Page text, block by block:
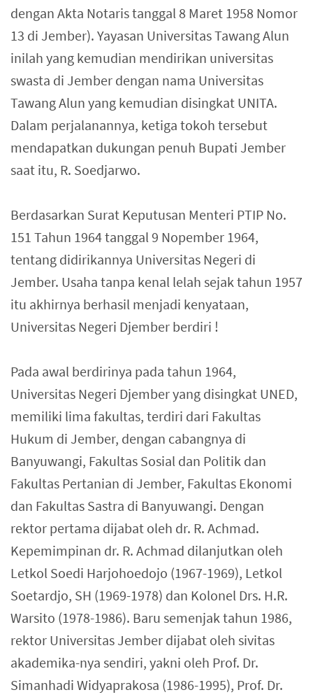
dengan Akta Notaris tanggal 8 Maret 1958 Nomor
13 di Jember). Yayasan Universitas Tawang Alun
inilah yang kemudian mendirikan universitas
swasta di Jember dengan nama Universitas
Tawang Alun yang kemudian disingkat UNITA.
Dalam perjalanannya, ketiga tokoh tersebut
mendapatkan dukungan penuh Bupati Jember
saat itu, R. Soedjarwo.
Berdasarkan Surat Keputusan Menteri PTIP No.
151 Tahun 1964 tanggal 9 Nopember 1964,
tentang didirikannya Universitas Negeri di
Jember. Usaha tanpa kenal lelah sejak tahun 1957
itu akhirnya berhasil menjadi kenyataan,
Universitas Negeri Djember berdiri !
Pada awal berdirinya pada tahun 1964,
Universitas Negeri Djember yang disingkat UNED,
memiliki lima fakultas, terdiri dari Fakultas
Hukum di Jember, dengan cabangnya di
Banyuwangi, Fakultas Sosial dan Politik dan
Fakultas Pertanian di Jember, Fakultas Ekonomi
dan Fakultas Sastra di Banyuwangi. Dengan
rektor pertama dijabat oleh dr. R. Achmad.
Kepemimpinan dr. R. Achmad dilanjutkan oleh
Letkol Soedi Harjohoedojo (1967-1969), Letkol
Soetardjo, SH (1969-1978) dan Kolonel Drs. H.R.
Warsito (1978-1986). Baru semenjak tahun 1986,
rektor Universitas Jember dijabat oleh sivitas
akademika-nya sendiri, yakni oleh Prof. Dr.
Simanhadi Widyaprakosa (1986-1995), Prof. Dr.